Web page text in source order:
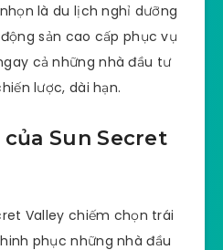
là du lịch nghỉ dưỡng
sản cao cấp phục vụ
cả những nhà đầu tư
lược, dài hạn.
Sun Secret
Valley chiếm chọn trái
phục những nhà đầu